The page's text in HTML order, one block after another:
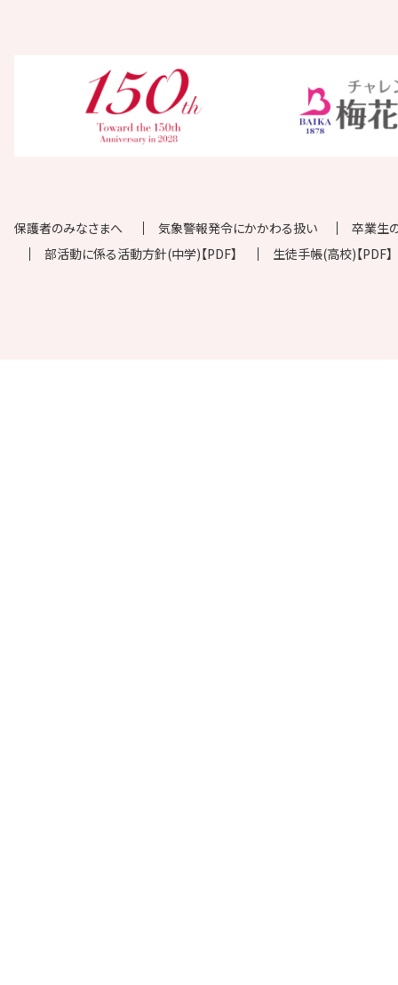
保護者のみなさまへ 気象警報発令にかかわる扱い
卒業生
部活動に係る活動方針(中学)【PDF】
生徒手帳(高校)【PDF】